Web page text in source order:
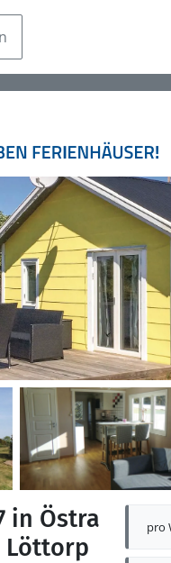
pro
in Östra
Löttorp